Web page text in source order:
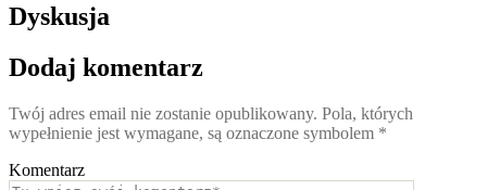
Dyskusja
Dodaj komentarz
Twój adres email nie zostanie opublikowany. Pola, których
wypełnienie jest wymagane, są oznaczone symbolem *
Komentarz